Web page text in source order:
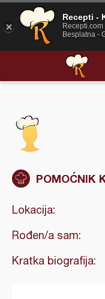
POMOĆNIK
Lokacija:
Rođen/a sam:
Kratka biografija:
Recepti -
Recepti.com
Besplatna -